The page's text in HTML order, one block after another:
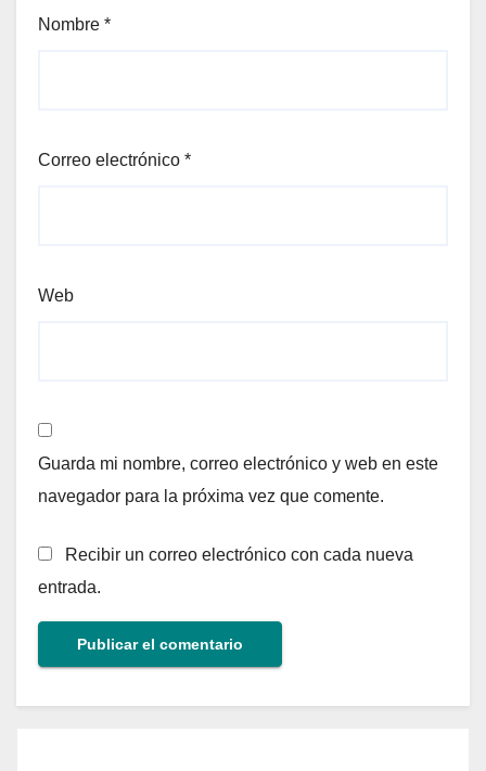
Nombre *
Correo electrónico *
Web
Guarda mi nombre, correo electrónico y web en este
navegador para la próxima vez que comente.
Recibir un correo electrónico con cada nueva
entrada.